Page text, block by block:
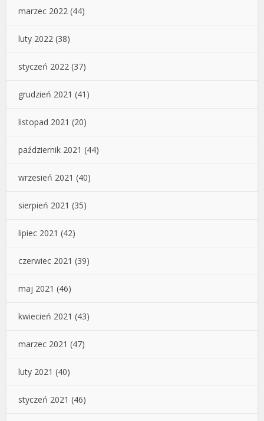
marzec 2022 (44)
luty 2022 (38)
styczeń 2022 (37)
grudzień 2021 (41)
listopad 2021 (20)
październik 2021 (44)
wrzesień 2021 (40)
sierpień 2021 (35)
lipiec 2021 (42)
czerwiec 2021 (39)
maj 2021 (46)
kwiecień 2021 (43)
marzec 2021 (47)
luty 2021 (40)
styczeń 2021 (46)